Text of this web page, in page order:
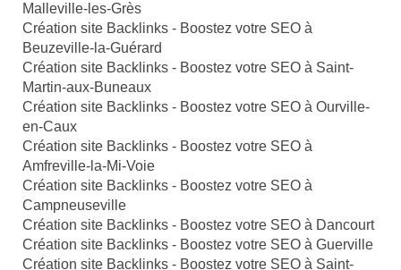
Malleville-les-Grès
Création site Backlinks - Boostez votre SEO à
Beuzeville-la-Guérard
Création site Backlinks - Boostez votre SEO à Saint-
Martin-aux-Buneaux
Création site Backlinks - Boostez votre SEO à Ourville-
en-Caux
Création site Backlinks - Boostez votre SEO à
Amfreville-la-Mi-Voie
Création site Backlinks - Boostez votre SEO à
Campneuseville
Création site Backlinks - Boostez votre SEO à Dancourt
Création site Backlinks - Boostez votre SEO à Guerville
Création site Backlinks - Boostez votre SEO à Saint-